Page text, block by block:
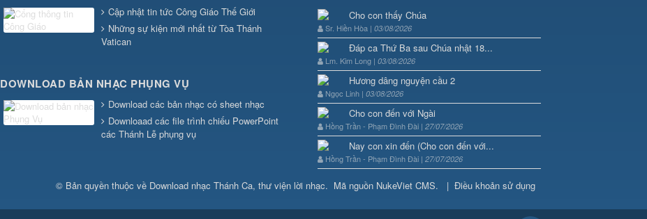
Cập nhật tin tức Công Giáo Thế Giới
Những sự kiện mới nhất từ Tòa Thánh
Vatican
DOWNLOAD BẢN NHẠC PHỤNG VỤ
Download các bản nhạc có sheet nhạc
Downloaad các file trình chiếu PowerPoint
các Thánh Lễ phụng vụ
Cho con thấy Chúa
Sr. Hiền Hòa | 03/08/2026
Đáp ca Thứ Ba sau Chúa nhật 18...
Lm. Kim Long | 03/08/2026
Hương dâng nguyện cầu 2
Ngọc Linh | 03/08/2026
Cho con đến với Ngài
Hồng Trần - Phạm Đình Đài | 27/07/2026
Nay con xin đến (Cho con đến với...
Hồng Trần - Phạm Đình Đài | 27/07/2026
© Bản quyền thuộc về Download nhạc Thánh Ca, thư viện lời nhạc. Mã nguồn NukeViet CMS. | Điều khoản sử dụng